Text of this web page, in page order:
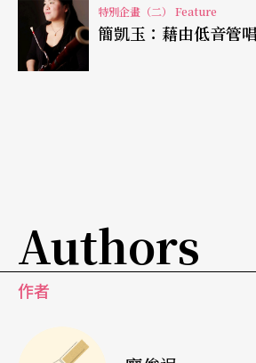
點心疼，「他的五十肩或許就是
果。」
曲目挑戰，這些以現代音樂技法
聽來前衛，演奏技巧也不簡單，
練習新曲都會遇到困境，她突破
特別企畫（二） Feature
簡凱玉：藉由低音管
Authors
作者